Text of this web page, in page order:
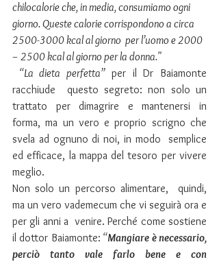
chilocalorie che, in media, consumiamo ogni
giorno. Queste calorie corrispondono a circa
2500-3000 kcal al giorno  per l’uomo e 2000
– 2500 kcal al giorno per la donna."
“La dieta perfetta” per il Dr Baiamonte
racchiude  questo segreto: non solo un
trattato per dimagrire e mantenersi in
forma, ma un vero e proprio scrigno che
svela ad ognuno di noi, in modo  semplice
ed efficace, la mappa del tesoro per vivere
meglio.
Non solo un percorso alimentare,  quindi,
ma un vero vademecum che vi seguirà ora e
per gli anni a  venire. Perché come sostiene
il dottor Baiamonte: “Mangiare è necessario,
perciò tanto vale farlo bene e con